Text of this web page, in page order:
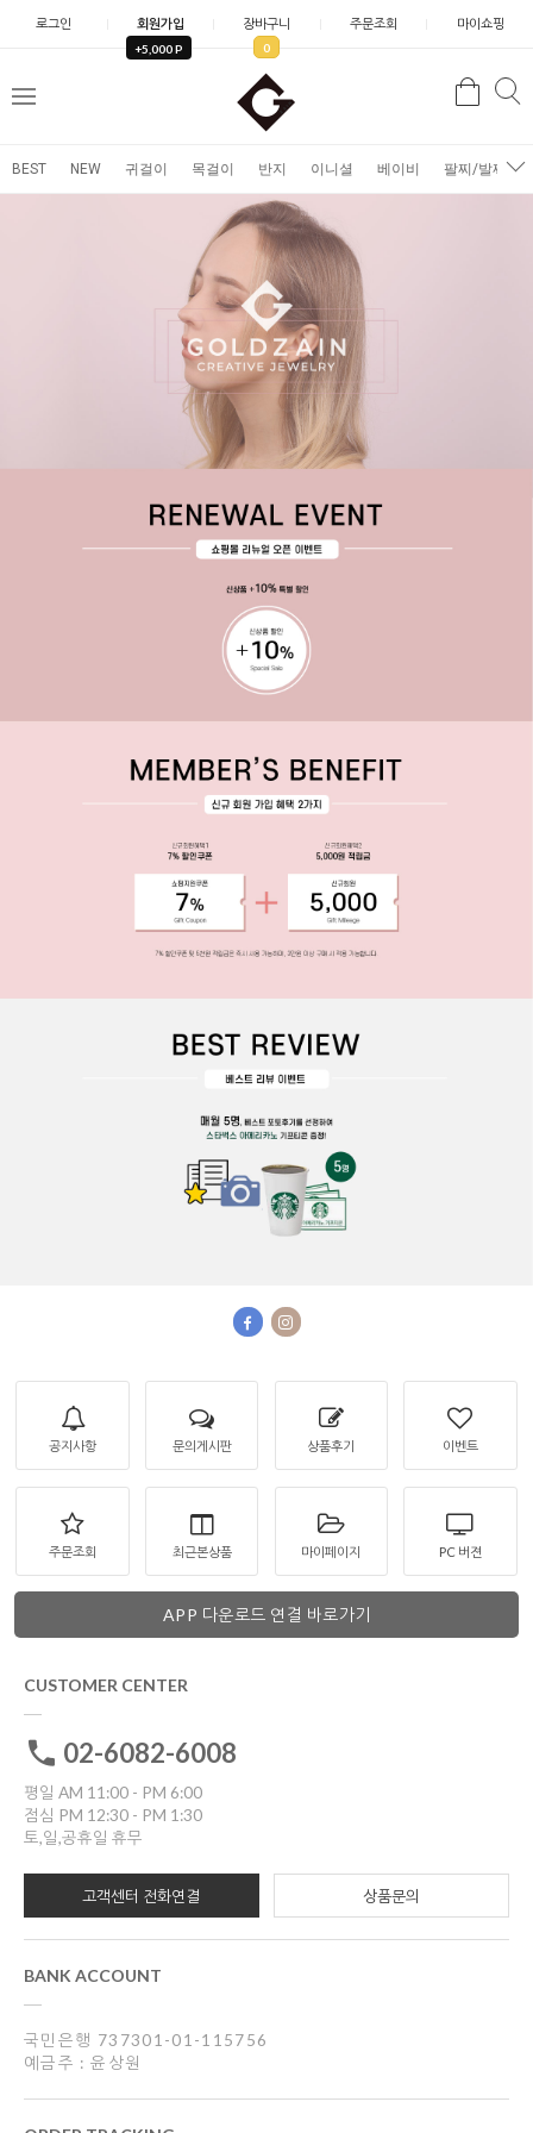
로그인 회원가입
+5,000 P
장바구니
0
주문조회 마이쇼핑
메
검
BEST NEW 귀걸이 목걸이 반지 이니셜 베이비 팔찌/발찌
공지사항 문의게시판 상품후기 이벤트
주문조회 최근본상품 마이페이지 PC 버젼
APP 다운로드 연결 바로가기
CUSTOMER CENTER
02-6082-6008
평일 AM 11:00 - PM 6:00
점심 PM 12:30 - PM 1:30
토,일,공휴일 휴무
고객센터 전화연결 상품문의
BANK ACCOUNT
국민은행 737301-01-115756
예금주 : 윤상원